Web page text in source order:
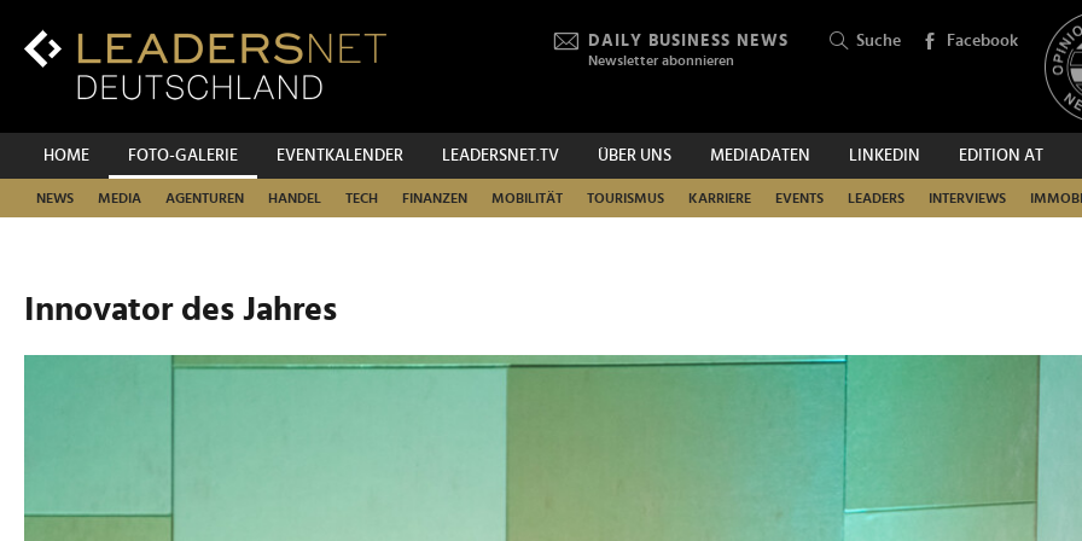
Inhalt
Hauptnavigation
DAILY BUSINESS NEWS
Newsletter abonnieren
Suche Facebook
HOME FOTO-GALERIE EVENTKALENDER LEADERSNET.TV ÜBER UNS MEDIADATEN LINKEDIN EDITION AT
NEWS MEDIA AGENTUREN HANDEL TECH FINANZEN MOBILITÄT TOURISMUS KARRIERE EVENTS LEADERS INTERVIEWS
SUCHEN
Innovator des Jahres